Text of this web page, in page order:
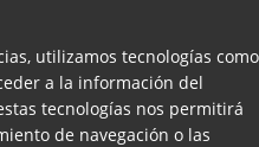
utilizamos tecnologías como
a la información del
tecnologías nos permitirá
de navegación o las